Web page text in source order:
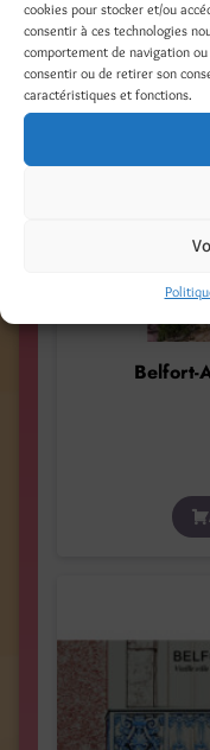
cookies pour stocker et/ou
consentir à ces technologies
comportement de navigation
consentir ou de retirer son
caractéristiques et fonctions.
Belfort-